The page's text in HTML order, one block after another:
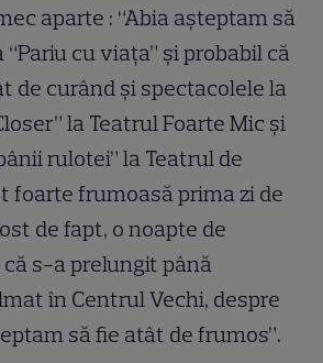
aparte : “Abia aşteptam să
cu viaţa” şi probabil că
de curând şi spectacolele la
la Teatrul Foarte Mic şi
rulotei” la Teatrul de
foarte frumoasă prima zi de
de fapt, o noapte de
s-a prelungit până
în Centrul Vechi, despre
să fie atât de frumos”.